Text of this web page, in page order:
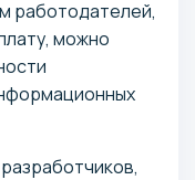
работодателей,
можно